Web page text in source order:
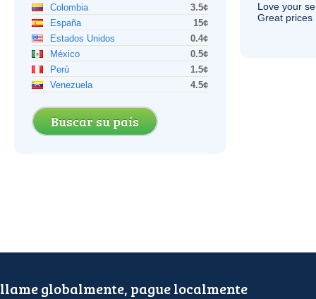
Colombia
3.5¢
España
15¢
Estados Unidos
0.4¢
México
0.5¢
Perú
1.5¢
Venezuela
4.5¢
Buscar su país
Love your
Great prices
llame globalmente, pague localmente